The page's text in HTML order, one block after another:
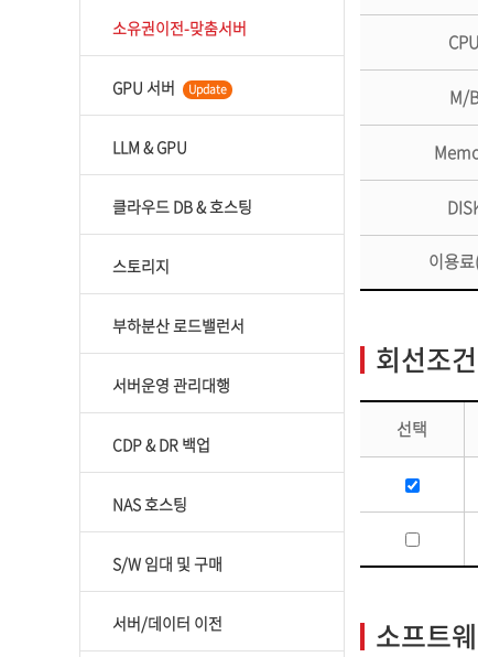
소유권이전-맞춤서버
GPU 서버 Update
LLM & GPU
클라우드 DB & 호스팅
스토리지
부하분산 로드밸런서
서버운영 관리대행
CDP & DR 백업
NAS 호스팅
S/W 임대 및 구매
서버/데이터 이전
CPU
M/
이용
회선조
선택
소프트